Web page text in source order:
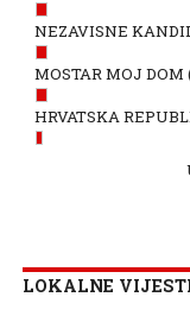
NEZAVISNE
MOSTAR MOJ DOM
HRVATSKA
LOKALNE